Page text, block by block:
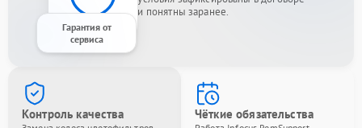
Гарантия от
сервиса
и понятны заранее.
Контроль качества Чёткие обязательства